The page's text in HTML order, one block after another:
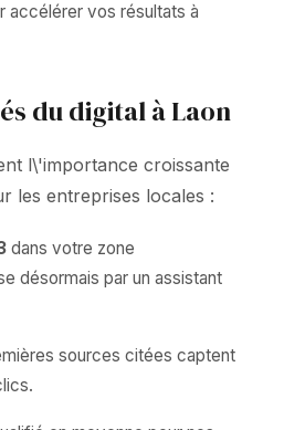
accélérer vos résultats à
du digital à Laon
l\'importance croissante
les entreprises locales :
dans votre zone
désormais par un assistant
sources citées captent